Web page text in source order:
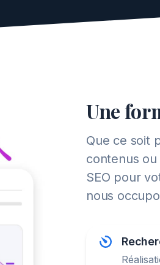
Une
Que ce soit
contenus
SEO pour
nous